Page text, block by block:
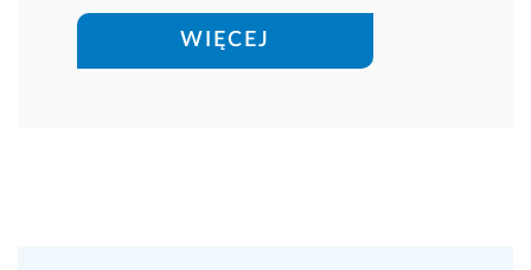
WIĘCEJ